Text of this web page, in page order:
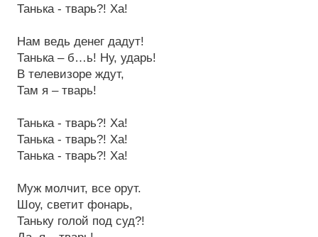
Танька - тварь?! Ха!
Нам ведь денег дадут!
Танька – б…ь! Ну, ударь!
В телевизоре ждут,
Там я – тварь!
Танька - тварь?! Ха!
Танька - тварь?! Ха!
Танька - тварь?! Ха!
Муж молчит, все орут.
Шоу, светит фонарь,
Таньку голой под суд?!